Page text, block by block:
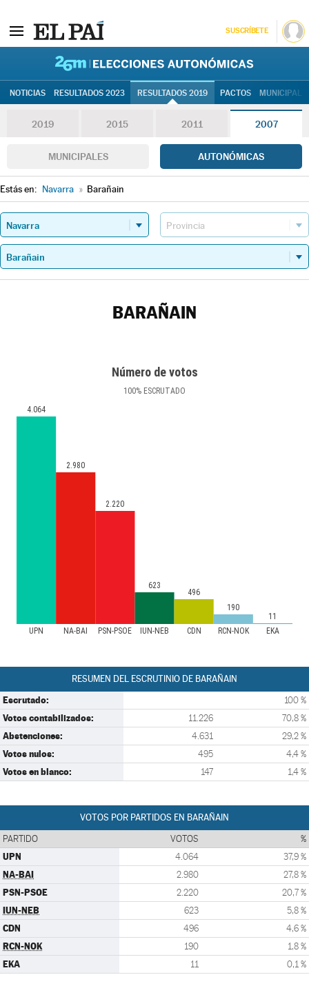
SUSCRÍBETE
NOTICIAS RESULTADOS 2023 RESULTADOS 2019 PACTOS
2019 2015 2011 2007
MUNICIPALES AUTONÓMICAS
Estás en: Navarra » Barañain
BARAÑAIN
Número de votos
100% ESCRUTADO
UPN NA-BAI PSN-PSOE IUN-NEB CDN RCN-NOK EKA
4.064
2.980
2.220
623
496
190
11
RESUMEN DEL ESCRUTINIO DE BARAÑAIN
Escrutado: 100 %
Votos contabilizados: 11.226 70,8 %
Abstenciones: 4.631 29,2 %
Votos nulos: 495 4,4 %
Votos en blanco: 147 1,4 %
VOTOS POR PARTIDOS EN BARAÑAIN
PARTIDO VOTOS %
UPN 4.064 37,9 %
NA-BAI 2.980 27,8 %
PSN-PSOE 2.220 20,7 %
IUN-NEB 623 5,8 %
CDN 496 4,6 %
RCN-NOK 190 1,8 %
EKA 11 0,1 %